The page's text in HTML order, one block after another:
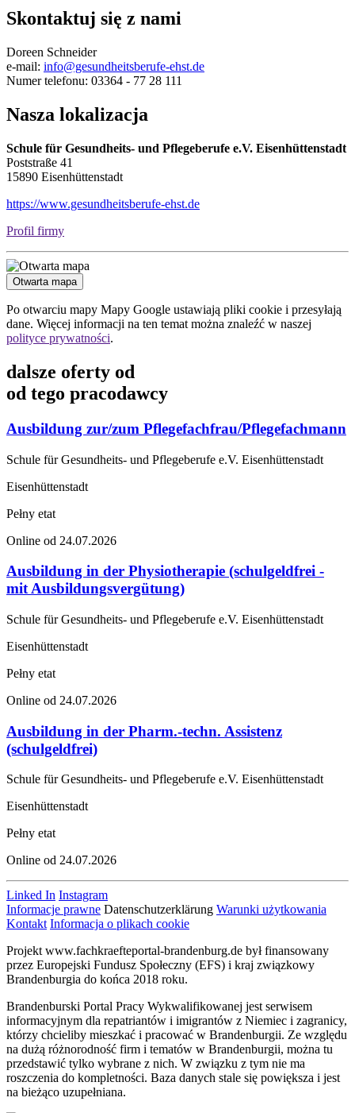
Skontaktuj się z nami
Doreen Schneider
e-mail: info@gesundheitsberufe-ehst.de
Numer telefonu: 03364 - 77 28 111
Nasza lokalizacja
Schule für Gesundheits- und Pflegeberufe e.V. Eisenhüttenstadt
Poststraße 41
15890 Eisenhüttenstadt
https://www.gesundheitsberufe-ehst.de
Profil firmy
Otwarta mapa
Po otwarciu mapy Mapy Google ustawiają pliki cookie i przesyłają
dane. Więcej informacji na ten temat można znaleźć w naszej
polityce prywatności.
dalsze oferty od
od tego pracodawcy
Ausbildung zur/zum Pflegefachfrau/Pflegefachmann
Schule für Gesundheits- und Pflegeberufe e.V. Eisenhüttenstadt
Eisenhüttenstadt
Pełny etat
Online od 24.07.2026
Ausbildung in der Physiotherapie (schulgeldfrei -
mit Ausbildungsvergütung)
Schule für Gesundheits- und Pflegeberufe e.V. Eisenhüttenstadt
Eisenhüttenstadt
Pełny etat
Online od 24.07.2026
Ausbildung in der Pharm.-techn. Assistenz
(schulgeldfrei)
Schule für Gesundheits- und Pflegeberufe e.V. Eisenhüttenstadt
Eisenhüttenstadt
Pełny etat
Online od 24.07.2026
Linked In Instagram
Informacje prawne Datenschutzerklärung Warunki użytkowania
Kontakt Informacja o plikach cookie
Projekt www.fachkraefteportal-brandenburg.de był finansowany
przez Europejski Fundusz Społeczny (EFS) i kraj związkowy
Brandenburgia do końca 2018 roku.
Brandenburski Portal Pracy Wykwalifikowanej jest serwisem
informacyjnym dla repatriantów i imigrantów z Niemiec i zagranicy,
którzy chcieliby mieszkać i pracować w Brandenburgii. Ze względu
na dużą różnorodność firm i tematów w Brandenburgii, można tu
przedstawić tylko wybrane z nich. W związku z tym nie ma
roszczenia do kompletności. Baza danych stale się powiększa i jest
na bieżąco uzupełniana.